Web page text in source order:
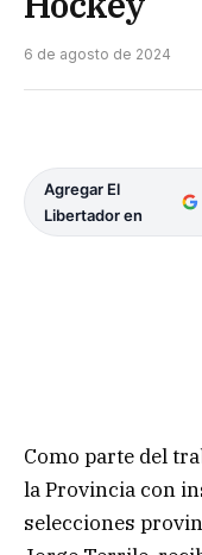
6 de agosto de 2024
Agregar El
Libertador en
Como parte del
la Provincia con
selecciones